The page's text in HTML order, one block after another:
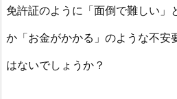
古
物
許
免許証のように「面倒で難しい」
か「お金がかかる」のような不安
はないでしょうか？